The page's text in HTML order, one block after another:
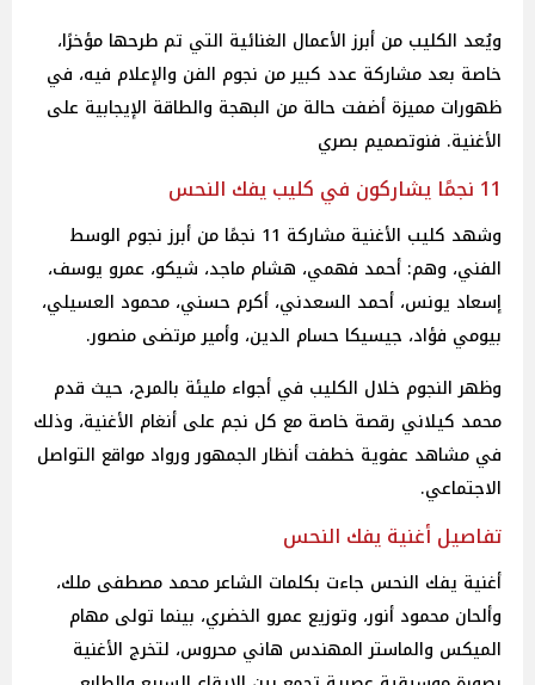
ويُعد الكليب من أبرز الأعمال الغنائية التي تم طرحها مؤخرًا،
خاصة بعد مشاركة عدد كبير من نجوم الفن والإعلام فيه، في
ظهورات مميزة أضفت حالة من البهجة والطاقة الإيجابية على
الأغنية. فنوتصميم بصري
11 نجمًا يشاركون في كليب يفك النحس
وشهد كليب الأغنية مشاركة 11 نجمًا من أبرز نجوم الوسط
الفني، وهم: أحمد فهمي، هشام ماجد، شيكو، عمرو يوسف،
إسعاد يونس، أحمد السعدني، أكرم حسني، محمود العسيلي،
بيومي فؤاد، جيسيكا حسام الدين، وأمير مرتضى منصور.
وظهر النجوم خلال الكليب في أجواء مليئة بالمرح، حيث قدم
محمد كيلاني رقصة خاصة مع كل نجم على أنغام الأغنية، وذلك
في مشاهد عفوية خطفت أنظار الجمهور ورواد مواقع التواصل
الاجتماعي.
تفاصيل أغنية يفك النحس
أغنية يفك النحس جاءت بكلمات الشاعر محمد مصطفى ملك،
وألحان محمود أنور، وتوزيع عمرو الخضري، بينما تولى مهام
الميكس والماستر المهندس هاني محروس، لتخرج الأغنية